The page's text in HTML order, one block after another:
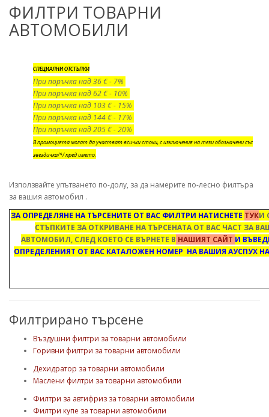
ФИЛТРИ ТОВАРНИ
АВТОМОБИЛИ
СПЕЦИАЛНИ ОТСТЪПКИ
При поръчка над 36 € - 7%
При поръчка над 62 € - 10%
При поръчка над 103 € - 15%
При поръчка над 144 € - 17%
При поръчка над 205 € - 20%
В промоцията могат да участват всички стоки, с изключения на тези обозначени със
звездичка/*/ пред името.
Използвайте упътването по-долу, за да намерите по-лесно филтъра
за вашия автомобил .
ЗА ОПРЕДЕЛЯНЕ НА ТЪРСЕНИТЕ ОТ ВАС ФИЛТРИ НАТИСНЕТЕ ТУКИ
СТЪПКИТЕ ЗА ОТКРИВАНЕ НА ТЪРСЕНАТА ОТ ВАС ЧАСТ ЗА
АВТОМОБИЛ, СЛЕД КОЕТО СЕ ВЪРНЕТЕ В НАШИЯТ САЙТ И
ОПРЕДЕЛЕНИЯТ ОТ ВАС КАТАЛОЖЕН НОМЕР НА ВАШИЯ АУСПУХ
Филтрирано търсене
Въздушни филтри за товарни автомобили
Горивни филтри за товарни автомобили
Дехидратор за товарни автомобили
Маслени филтри за товарни автомобили
Филтри за автифриз за товарни автомобили
Филтри купе за товарни автомобили